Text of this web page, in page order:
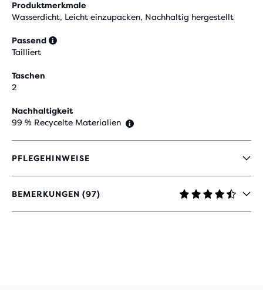
Produktmerkmale
Wasserdicht, Leicht einzupacken, Nachhaltig hergestellt
Passend
Tailliert
Taschen
2
Nachhaltigkeit
99 % Recycelte Materialien
PFLEGEHINWEISE
BEMERKUNGEN (97)
4,4
VON